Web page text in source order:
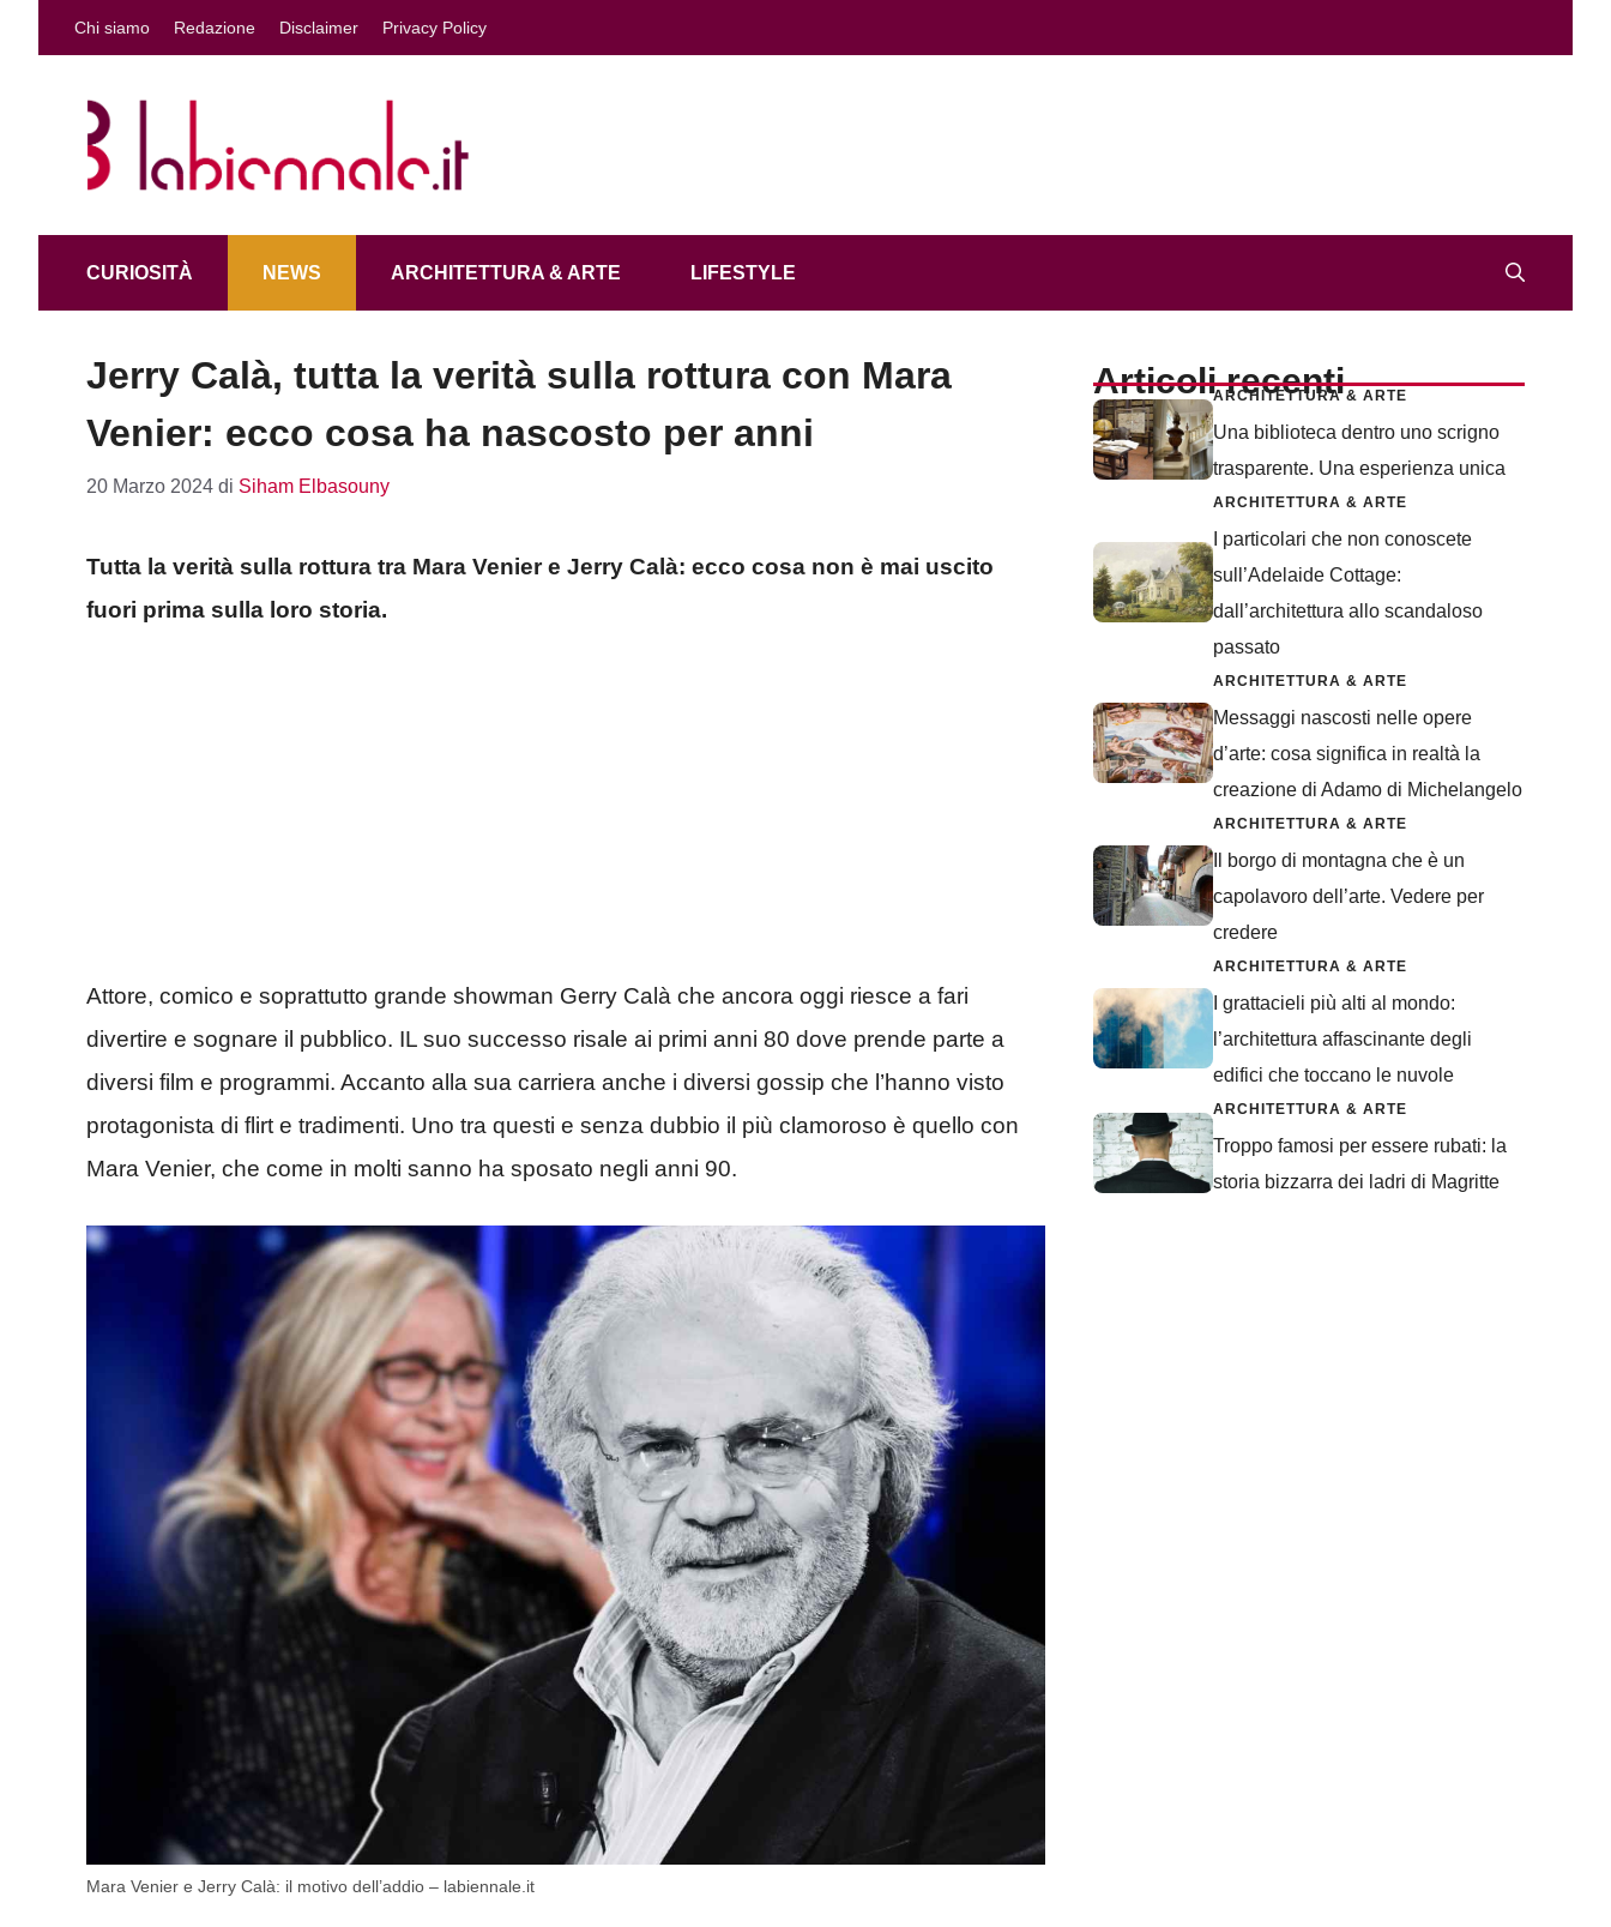
contenuto
Chi siamo Redazione Disclaimer Privacy Policy
CURIOSITÀ NEWS ARCHITETTURA & ARTE LIFESTYLE
Jerry Calà, tutta la verità sulla rottura con Mara
Venier: ecco cosa ha nascosto per anni
20 Marzo 2024 di Siham Elbasouny
Tutta la verità sulla rottura tra Mara Venier e Jerry Calà: ecco cosa non è mai uscito
fuori prima sulla loro storia.
Attore, comico e soprattutto grande showman Gerry Calà che ancora oggi riesce a fari
divertire e sognare il pubblico. IL suo successo risale ai primi anni 80 dove prende parte a
diversi film e programmi. Accanto alla sua carriera anche i diversi gossip che l’hanno visto
protagonista di flirt e tradimenti. Uno tra questi e senza dubbio il più clamoroso è quello con
Mara Venier, che come in molti sanno ha sposato negli anni 90.
Mara Venier e Jerry Calà: il motivo dell’addio – labiennale.it
Articoli recenti
ARCHITETTURA & ARTE
Una biblioteca dentro uno scrigno
trasparente. Una esperienza unica
ARCHITETTURA & ARTE
I particolari che non conoscete
sull’Adelaide Cottage:
dall’architettura allo scandaloso
passato
ARCHITETTURA & ARTE
Messaggi nascosti nelle opere
d’arte: cosa significa in realtà la
creazione di Adamo di Michelangelo
ARCHITETTURA & ARTE
Il borgo di montagna che è un
capolavoro dell’arte. Vedere per
credere
ARCHITETTURA & ARTE
I grattacieli più alti al mondo:
l’architettura affascinante degli
edifici che toccano le nuvole
ARCHITETTURA & ARTE
Troppo famosi per essere rubati: la
storia bizzarra dei ladri di Magritte